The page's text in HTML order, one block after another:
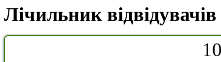
Лічильник відвідувачів
1